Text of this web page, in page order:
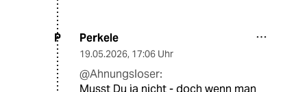
P Perkele
19.05.2026, 17:06 Uhr
@Ahnungsloser:
Musst Du ja nicht - doch wenn man